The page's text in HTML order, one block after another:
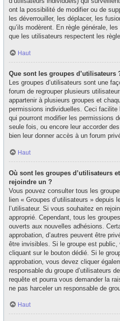
ont la possibilité de modifier ou de
les déverrouiller, les déplacer, les
qu’ils modèrent. En règle générale,
que les utilisateurs respectent les
Haut
Que sont les groupes d’utilisateurs
Les groupes d’utilisateurs sont une
forum de regrouper plusieurs
appartenir à plusieurs groupes et
permissions individuelles. Ceci
qui pourront modifier les permissions
seule fois, ou encore leur accorder
bien leur donner accès à un forum
Haut
Où sont les groupes d’utilisateurs
rejoindre un ?
Vous pouvez consulter tous les
lien « Groupes d’utilisateurs » depuis
l’utilisateur. Si vous souhaitez en
approprié. Cependant, tous les
ouverts aux nouvelles adhésions.
approbation, d’autres peuvent être
être invisibles. Si le groupe est public,
cliquant sur le bouton dédié. Si le
approbation, vous devez cliquer
responsable du groupe d’utilisateurs
requête et pourra vous demander la
ne pas harceler un responsable de
Haut